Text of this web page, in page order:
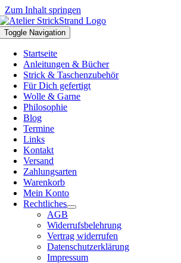
Zum Inhalt springen
Toggle Navigation
Startseite
Anleitungen & Bücher
Strick & Taschenzubehör
Für Dich gefertigt
Wolle & Garne
Philosophie
Blog
Termine
Links
Kontakt
Versand
Zahlungsarten
Warenkorb
Mein Konto
Rechtliches
AGB
Widerrufsbelehrung
Vertrag widerrufen
Datenschutzerklärung
Impressum